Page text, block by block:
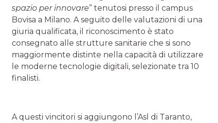
spazio per innovare” tenutosi presso il campus
Bovisa a Milano. A seguito delle valutazioni di una
giuria qualificata, il riconoscimento è stato
consegnato alle strutture sanitarie che si sono
maggiormente distinte nella capacità di utilizzare
le moderne tecnologie digitali, selezionate tra 10
finalisti.
A questi vincitori si aggiungono l’Asl di Taranto,